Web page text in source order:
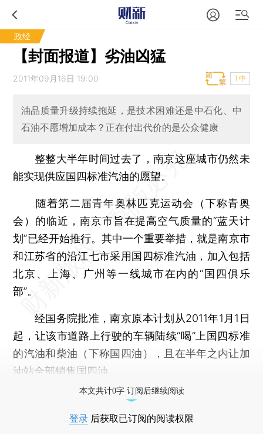
政经
【封面报道】劣油凶猛
2011年09月16日 19:00 T中
油品质量升级持续拖延，是技术困难还是中石化、中
石油不愿增加成本？正在付出代价的是公众健康
整整大半年时间过去了，南京这座城市仍然未
能实现供应国四标准汽油的愿望。
随着第二届青年奥林匹克运动会（下称青奥
会）的临近，南京市旨在提高空气质量的“蓝天计
划”已经开始推行。其中一个重要举措，就是南京市
和江苏省的沿江七市采用国四标准汽油，加入包括
北京、上海、广州等一线城市在内的“国四俱乐
部”。
经国务院批准，南京原本计划从2011年1月1日
起，让该市道路上行驶的车辆陆续“喝”上国四标准
的汽油和柴油（下称国四油），且在半年之内让加
油站全部销售国四油。
本文共计0字 订阅后继续阅读
登录 后获取已订阅的阅读权限